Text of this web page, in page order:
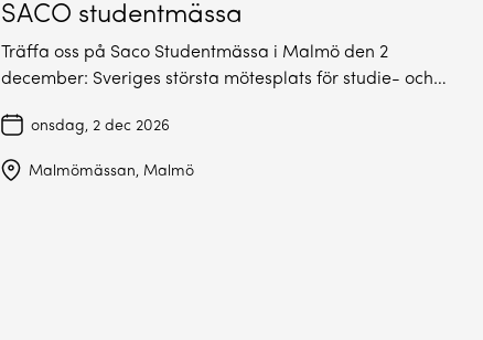
SACO studentmässa
Träffa oss på Saco Studentmässa i Malmö den 2
december: Sveriges största mötesplats för studie- och…
onsdag, 2 dec 2026
Malmömässan, Malmö